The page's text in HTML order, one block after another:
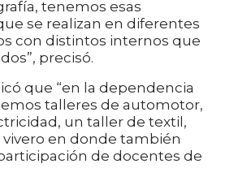
tenemos esas
se realizan en diferentes
con distintos internos que
precisó.
que “en la dependencia
talleres de automotor,
un taller de textil,
en donde también
de docentes de